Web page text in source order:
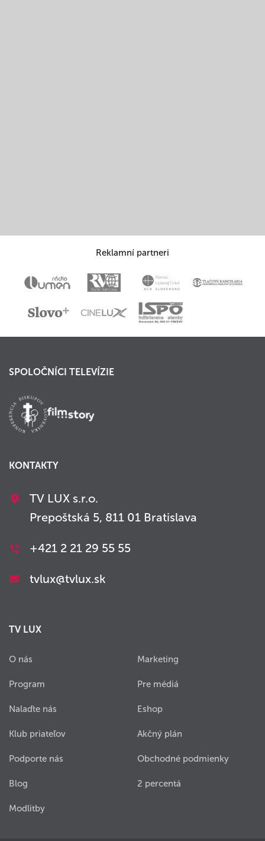
Reklamní partneri
SPOLOČNÍCI TELEVÍZIE
KONTAKTY
TV LUX s.r.o.
Prepoštská 5, 811 01 Bratislava
+421 2 21 29 55 55
tvlux@tvlux.sk
TV LUX
O nás
Program
Nalaďte nás
Klub priateľov
Podporte nás
Blog
Modlitby
Marketing
Pre médiá
Eshop
Akčný plán
Obchodné podmienky
2 percentá